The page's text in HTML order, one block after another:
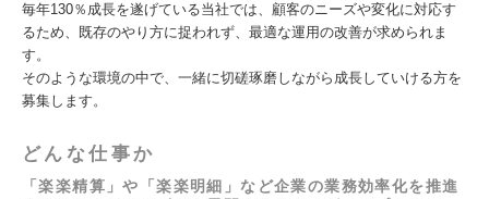
毎年130％成長を遂げている当社では、顧客のニーズや変化に対応す
るため、既存のやり方に捉われず、最適な運用の改善が求められま
す。
そのような環境の中で、一緒に切磋琢磨しながら成長していける方を
募集します。
どんな仕事か
「楽楽精算」や「楽楽明細」など企業の業務効率化を推進